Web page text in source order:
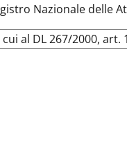
Nazionale delle
al DL 267/2000,